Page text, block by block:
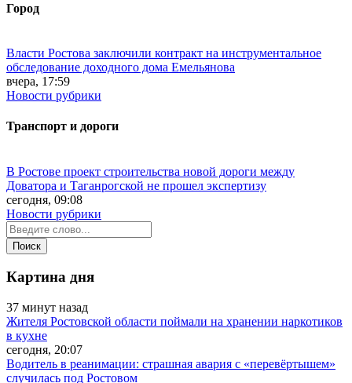
Город
Власти Ростова заключили контракт на инструментальное
обследование доходного дома Емельянова
вчера, 17:59
Новости рубрики
Транспорт и дороги
В Ростове проект строительства новой дороги между
Доватора и Таганрогской не прошел экспертизу
сегодня, 09:08
Новости рубрики
Картина дня
37 минут назад
Жителя Ростовской области поймали на хранении наркотиков
в кухне
сегодня, 20:07
Водитель в реанимации: страшная авария с «перевёртышем»
случилась под Ростовом